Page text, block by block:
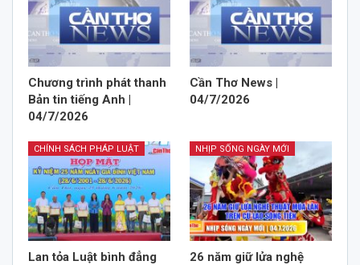
Chương trình phát thanh
Bản tin tiếng Anh |
04/7/2026
Cần Thơ News |
04/7/2026
CHÍNH SÁCH PHÁP LUẬT
Lan tỏa Luật bình đẳng
NHỊP SỐNG NGÀY MỚI
26 năm giữ lửa nghệ